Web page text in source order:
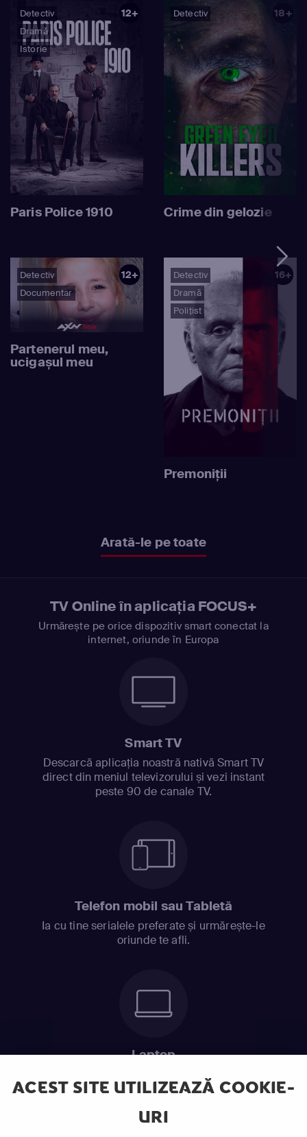
ACEST SITE UTILIZEAZĂ COOKIE-
URI
Detectiv
Dramă
Istorie
12+
Paris Police 1910
Detectiv 18+
Crime din gelozie
Detectiv
Documentar
12+
Partenerul meu,
ucigașul meu
Detectiv
Dramă
Polițist
16+
Premoniţii
Arată-le pe toate
TV Online în aplicația FOCUS+
Urmărește pe orice dispozitiv smart conectat la
internet, oriunde în Europa
Smart TV
Descarcă aplicația noastră nativă Smart TV
direct din meniul televizorului și vezi instant
peste 90 de canale TV.
Telefon mobil sau Tabletă
Ia cu tine serialele preferate și urmărește-le
oriunde te afli.
Laptop
ABONEAZĂ-TE ACUM